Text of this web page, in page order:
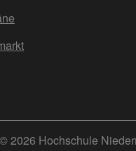
© 2026 Hochschule